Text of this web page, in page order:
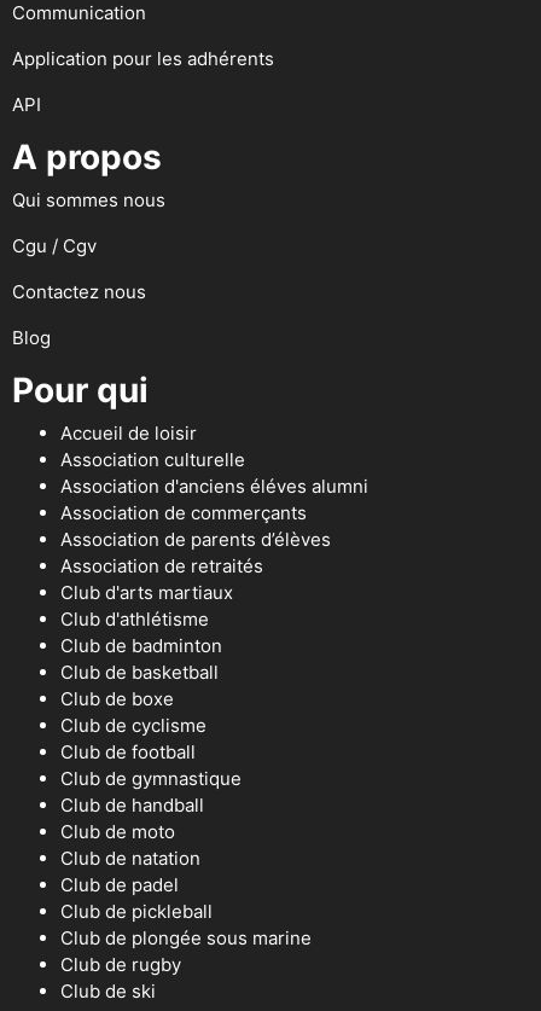
Communication
Application pour les adhérents
API
A propos
Qui sommes nous
Cgu / Cgv
Contactez nous
Blog
Pour qui
Accueil de loisir
Association culturelle
Association d'anciens éléves alumni
Association de commerçants
Association de parents d’élèves
Association de retraités
Club d'arts martiaux
Club d'athlétisme
Club de badminton
Club de basketball
Club de boxe
Club de cyclisme
Club de football
Club de gymnastique
Club de handball
Club de moto
Club de natation
Club de padel
Club de pickleball
Club de plongée sous marine
Club de rugby
Club de ski